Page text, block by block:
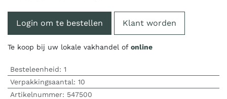
Login om te bestellen Klant worden
Te koop bij uw lokale vakhandel of online
Besteleenheid: 1
Verpakkingsaantal: 10
Artikelnummer: 547500